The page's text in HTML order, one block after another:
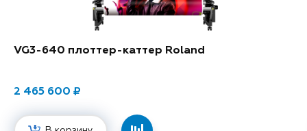
VG3-640 плоттер-каттер Roland
2 465 600